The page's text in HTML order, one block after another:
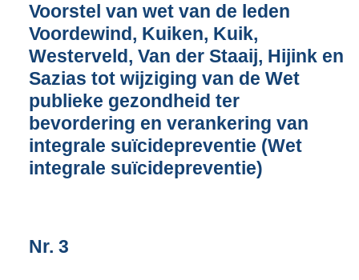
s
g
r
o
t
:
1
Voorstel van wet van de leden
Voordewind, Kuiken, Kuik,
Westerveld, Van der Staaij, Hijink en
Sazias tot wijziging van de Wet
publieke gezondheid ter
bevordering en verankering van
integrale suïcidepreventie (Wet
integrale suïcidepreventie)
Nr. 3